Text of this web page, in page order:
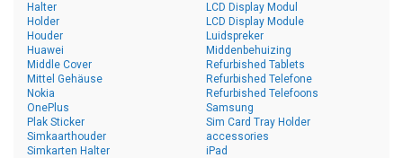
Halter
Holder
Houder
Huawei
LCD Display Modul
LCD Display Module
Luidspreker
Middenbehuizing
Middle Cover
Mittel Gehäuse
Nokia
OnePlus
Plak Sticker
Refurbished Tablets
Refurbished Telefone
Refurbished Telefoons
Samsung
Sim Card Tray Holder
Simkaarthouder
Simkarten Halter
accessories
iPad